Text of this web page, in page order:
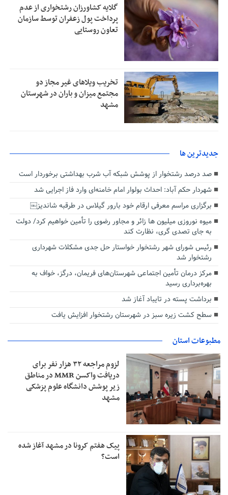
گلایه کشاورزان رشتخواری از عدم
پرداخت پول زعفران توسط سازمان
تعاون روستایی
تخریب ویلاهای غیر مجاز دو
مجتمع میزان و باران در شهرستان
مشهد
جديدترين ها
صد درصد رشتخوار از پوشش شبکه آب شرب بهداشتی برخوردار است
شهردار حکم آباد: احداث بولوار امام خامنه‌ای وارد فاز اجرایی شد
برگزاری مراسم معرفی ارقام خود بارور گیلاس در طرقبه شاندیز￼
میوه نوروزی میلیون ها زائر و مجاور رضوی را تأمین خواهیم کرد/ دولت
به جای تصدی گری، نظارت کند
رئیس شورای شهر رشتخوار خواستار حل جدی مشکلات شهرداری
رشتخوار شد
مرکز درمان تأمین اجتماعی شهرستان‌های فریمان، درگز، خواف به
بهره‌برداری رسید
برداشت پسته در تایباد آغاز شد
سطح کشت زیره سبز در شهرستان رشتخوار افزایش یافت
مطبوعات استان
لزوم مراجعه ۳۲ هزار نفر برای
دریافت واکسن MMR در مناطق
زیر پوشش دانشگاه علوم پزشکی
مشهد
پیک هفتم کرونا در مشهد آغاز شده
است؟